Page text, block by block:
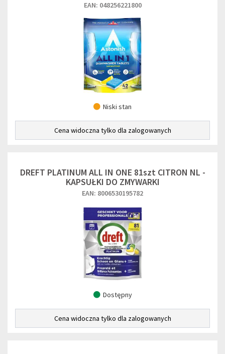
EAN: 048256221800
Niski stan
Cena widoczna tylko dla zalogowanych
DREFT PLATINUM ALL IN ONE 81szt CITRON NL -
KAPSUŁKI DO ZMYWARKI
EAN: 8006530195782
Dostępny
Cena widoczna tylko dla zalogowanych